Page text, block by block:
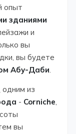
опыт
зданиями
и
вы
вы будете
Абу-Даби.
из
- Corniche,
вы